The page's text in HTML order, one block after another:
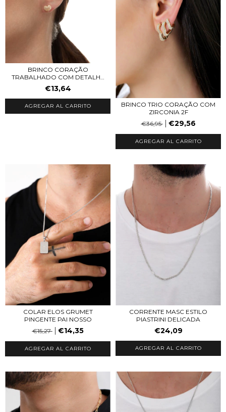
BRINCO CORAÇÃO
TRABALHADO COM DETALHE
EM...
€13,64
AGREGAR AL CARRITO
BRINCO TRIO CORAÇÃO COM
ZIRCONIA 2F
€36,95
€29,56
AGREGAR AL CARRITO
COLAR ELOS GRUMET
PINGENTE PAI NOSSO
€15,27
€14,35
CORRENTE MASC ESTILO
PIASTRINI DELICADA
€24,09
AGREGAR AL CARRITO